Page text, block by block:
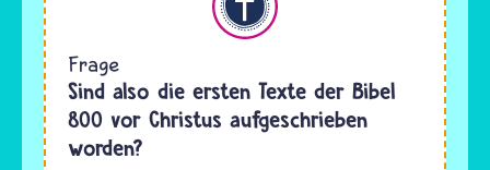
Frage
Sind also die ersten Texte der Bibel
800 vor Christus aufgeschrieben
worden?